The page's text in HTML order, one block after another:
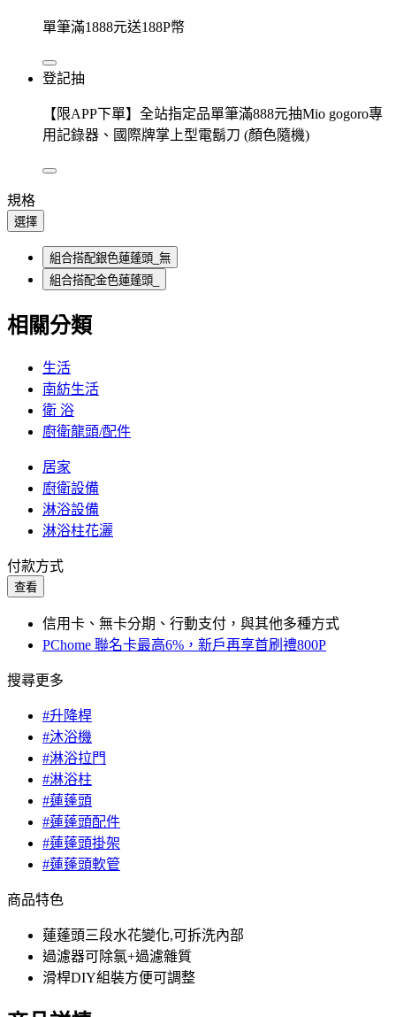
單筆滿1888元送188P幣
登記抽
【限APP下單】全站指定品單筆滿888元抽Mio gogoro專
用記錄器、國際牌掌上型電鬍刀 (顏色隨機)
規格
選擇
組合搭配銀色蓮蓬頭_無
組合搭配金色蓮蓬頭_
相關分類
生活
南紡生活
衛 浴
廚衛龍頭/配件
居家
廚衛設備
淋浴設備
淋浴柱花灑
付款方式
查看
信用卡、無卡分期、行動支付，與其他多種方式
PChome 聯名卡最高6%，新戶再享首刷禮800P
搜尋更多
#升降桿
#沐浴機
#淋浴拉門
#淋浴柱
#蓮蓬頭
#蓮蓬頭配件
#蓮蓬頭掛架
#蓮蓬頭軟管
商品特色
蓮蓬頭三段水花變化,可拆洗內部
過濾器可除氯+過濾雜質
滑桿DIY組裝方便可調整